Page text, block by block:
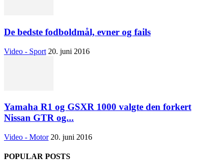
De bedste fodboldmål, evner og fails
Video - Sport 20. juni 2016
Yamaha R1 og GSXR 1000 valgte den forkert
Nissan GTR og...
Video - Motor 20. juni 2016
POPULAR POSTS